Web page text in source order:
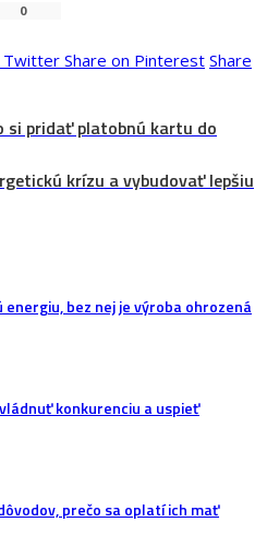
0
TwitterShare on Pinterest Share
si pridať platobnú kartu do
krízu a vybudovať lepšiu
bez nej je výroba ohrozená
konkurenciu a uspieť
prečo sa oplatí ich mať